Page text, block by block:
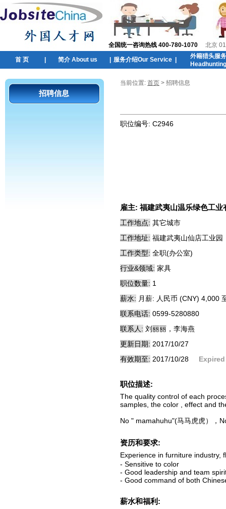
全国统一咨询热线 400-780-1070 北京
首 页 简介 About us 服务介绍Our Service
外籍猎头服
招聘信息
当前位置: 首页 > 招聘信息
职位编号: C2946
雇主: 福建武夷山温乐绿色工业
工作地点: 其它城市
工作地址: 福建武夷山仙店工业园
工作类型: 全职(办公室)
行业&领域: 家具
职位数量: 1
薪水: 月薪: 人民币 (CNY) 4,000
联系电话: 0599-5280880
联系人: 刘丽丽，李海燕
更新日期: 2017/10/27
有效期至: 2017/10/28 Expired
职位描述:
The quality control of each
samples, the color , effect and
No " mamahuhu"(马马虎虎），
资历和要求:
Experience in furniture industry,
- Sensitive to color
- Good leadership and team
- Good command of both
薪水和福利: